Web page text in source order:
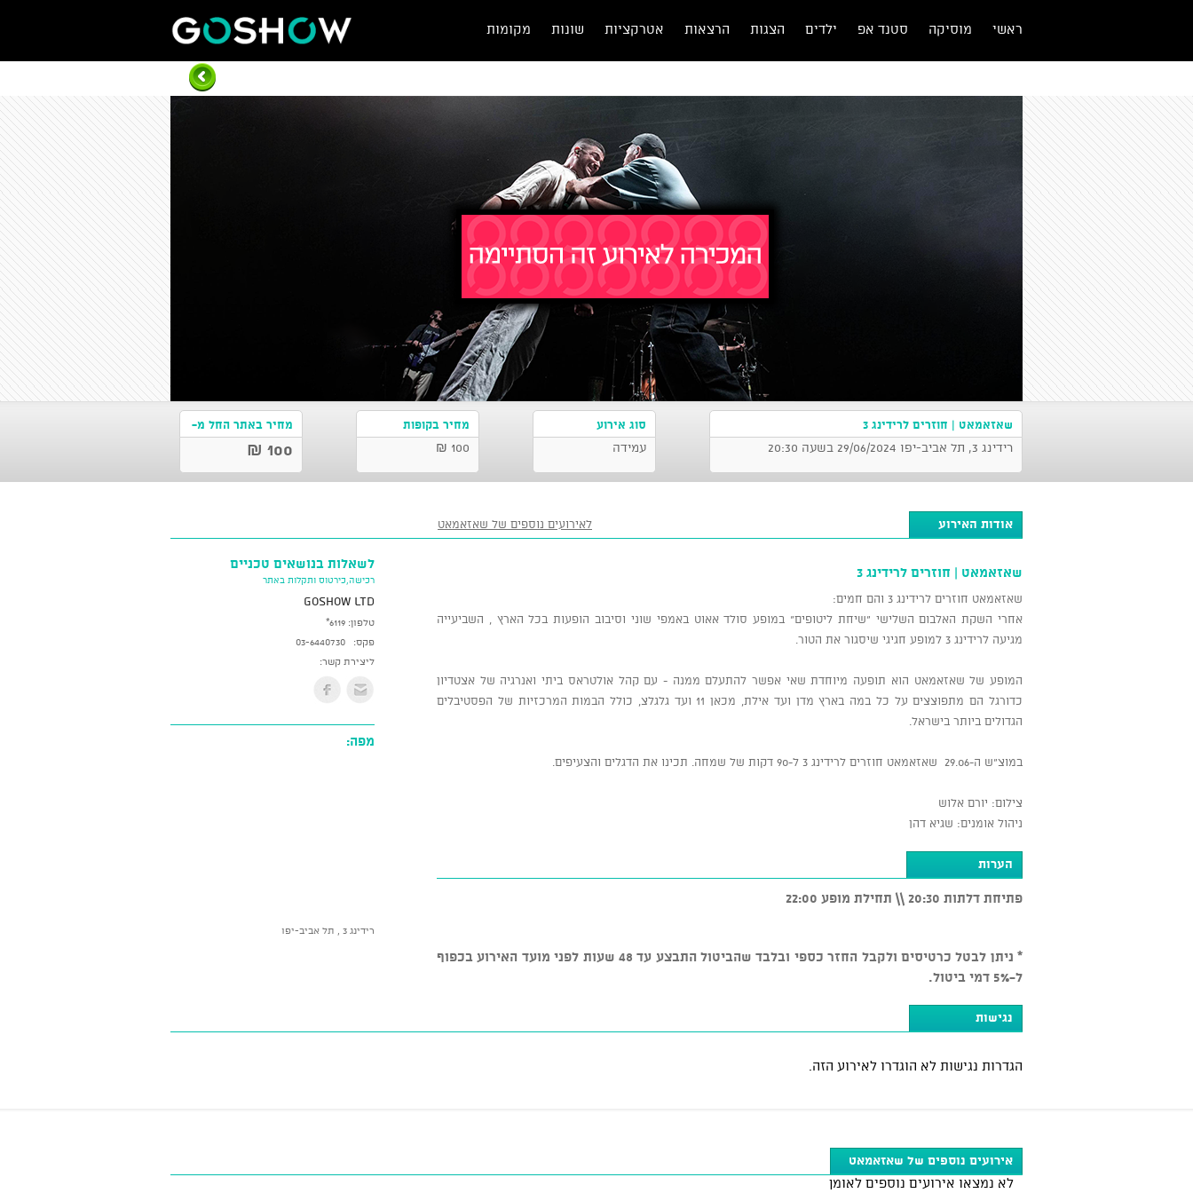
ראשי מוסיקה סטנד אפ ילדים הצגות הרצאות אטרקציות שונות מקומות
שאזאמאט | חוזרים לרידינג 3
רידינג 3, תל אביב-יפו 29/06/2024 בשעה 20:30
סוג אירוע
עמידה
מחיר בקופות
100 ₪
מחיר באתר החל מ-
100 ₪
אודות האירוע לאירועים נוספים של שאזאמאט
שאזאמאט | חוזרים לרידינג 3
שאזאמאט חוזרים לרידינג 3 והם חמים:
אחרי השקת האלבום השלישי "שיחת ליטופים" במופע סולד אאוט באמפי שוני וסיבוב הופעות בכל הארץ , השביעייה
מגיעה לרידינג 3 למופע חגיגי שיסגור את הטור.
המופע של שאזאמאט הוא תופעה מיוחדת שאי אפשר להתעלם ממנה - עם קהל אולטראס ביתי ואנרגיה של אצטדיון
כדורגל הם מתפוצצים על כל במה בארץ מדן ועד אילת, מכאן 11 ועד גלגלצ, כולל הבמות המרכזיות של הפסטיבלים
הגדולים ביותר בישראל.
במוצ"ש ה-29.06 שאזאמאט חוזרים לרידינג 3 ל-90 דקות של שמחה. תכינו את הדגלים והצעיפים.
צילום: יורם אלוש
ניהול אומנים: שגיא דהן
הערות
פתיחת דלתות 20:30 \\ תחילת מופע 22:00
* ניתן לבטל כרטיסים ולקבל החזר כספי ובלבד שהביטול התבצע עד 48 שעות לפני מועד האירוע בכפוף
ל-5% דמי ביטול.
לשאלות בנושאים טכניים
רכישה,כירטוס ותקלות באתר
GoShow LTD
טלפון: *6119
פקס:
03-6440730
ליצירת קשר:
מפה:
רידינג 3 , תל אביב-יפו
נגישות
הגדרות נגישות לא הוגדרו לאירוע הזה.
אירועים נוספים של שאזאמאט
לא נמצאו אירועים נוספים לאומן